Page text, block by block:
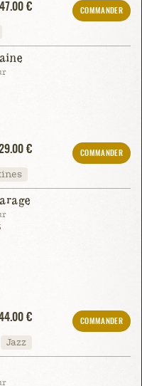
47.00 €
COMMANDER
€
COMMANDER
€
COMMANDER
Jazz